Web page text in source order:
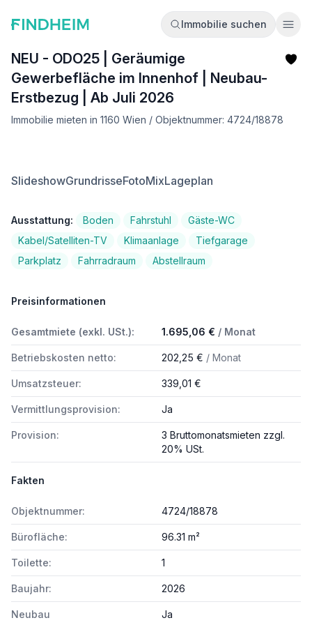
Immobilie suchen
NEU - ODO25 | Geräumige
Gewerbefläche im Innenhof | Neubau-
Erstbezug | Ab Juli 2026
Immobilie mieten in 1160 Wien / Objektnummer: 4724/18878
SlideshowGrundrisseFotoMixLageplan
Ausstattung: Boden Fahrstuhl
Gäste-WC
Kabel/Satelliten-TV
Klimaanlage
Tiefgarage
Parkplatz
Fahrradraum Abstellraum
Preisinformationen
Gesamtmiete (exkl. USt.): 1.695,06 € / Monat
Betriebskosten netto: 202,25 € / Monat
Umsatzsteuer: 339,01 €
Vermittlungsprovision: Ja
Provision:
3 Bruttomonatsmieten zzgl.
20% USt.
Fakten
Objektnummer: 4724/18878
Bürofläche: 96.31 m²
Toilette: 1
Baujahr: 2026
Neubau Ja